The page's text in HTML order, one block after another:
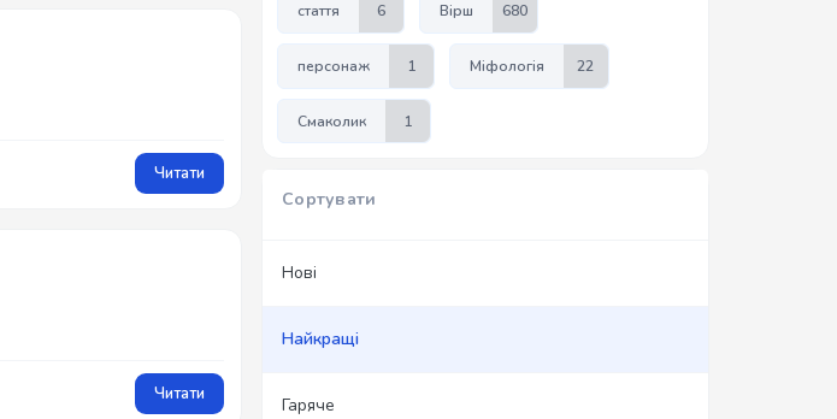
Читати
Читати
стаття 6 Вірш 680
персонаж 1 Міфологія 22
Смаколик 1
Сортувати
Нові
Найкращі
Гаряче